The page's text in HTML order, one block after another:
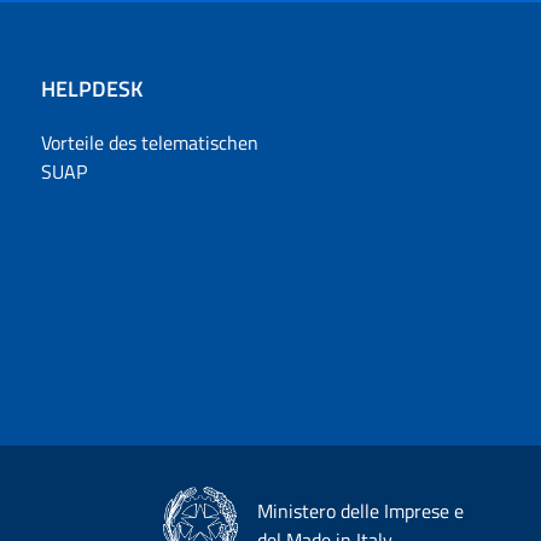
HELPDESK
Vorteile des telematischen
SUAP
Ministero delle Imprese e